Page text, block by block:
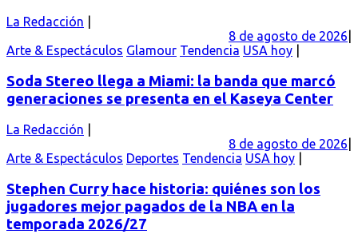
La Redacción
8 de agosto de 2026
Arte & Espectáculos Glamour Tendencia USA hoy
Soda Stereo llega a Miami: la banda que marcó
generaciones se presenta en el Kaseya Center
La Redacción
8 de agosto de 2026
Arte & Espectáculos Deportes Tendencia USA hoy
Stephen Curry hace historia: quiénes son los
jugadores mejor pagados de la NBA en la
temporada 2026/27